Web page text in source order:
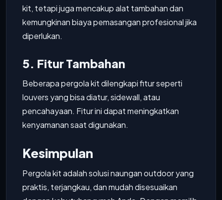
kit, tetapi juga mencakup alat tambahan dan
kemungkinan biaya pemasangan profesional jika
diperlukan.
5. Fitur Tambahan
Beberapa pergola kit dilengkapi fitur seperti
louvers yang bisa diatur, sidewall, atau
pencahayaan. Fitur ini dapat meningkatkan
kenyamanan saat digunakan.
Kesimpulan
Pergola kit adalah solusi naungan outdoor yang
praktis, terjangkau, dan mudah disesuaikan